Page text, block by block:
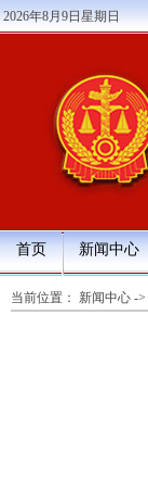
2026年8月9日星期日
首页 新闻中心
当前位置： 新闻中心 ->